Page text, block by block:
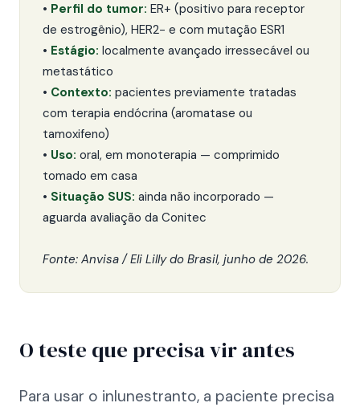
• Perfil do tumor: ER+ (positivo para receptor
de estrogênio), HER2− e com mutação ESR1
• Estágio: localmente avançado irressecável ou
metastático
• Contexto: pacientes previamente tratadas
com terapia endócrina (aromatase ou
tamoxifeno)
• Uso: oral, em monoterapia — comprimido
tomado em casa
• Situação SUS: ainda não incorporado —
aguarda avaliação da Conitec
Fonte: Anvisa / Eli Lilly do Brasil, junho de 2026.
O teste que precisa vir antes
Para usar o inlunestranto, a paciente precisa